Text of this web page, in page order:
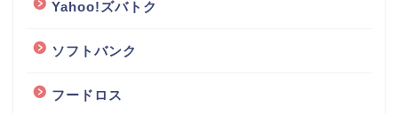
Yahoo!ズバトク
ソフトバンク
フードロス